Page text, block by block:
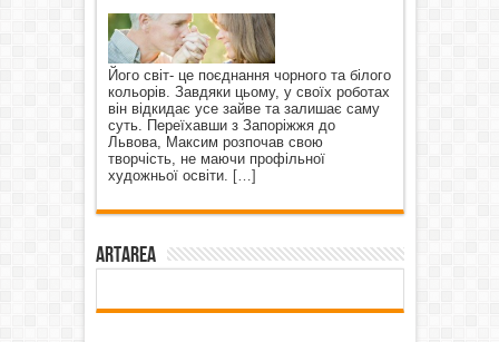
Його світ- це поєднання чорного та білого
кольорів. Завдяки цьому, у своїх роботах
він відкидає усе зайве та залишає саму
суть. Переїхавши з Запоріжжя до
Львова, Максим розпочав свою
творчість, не маючи профільної
художньої освіти. […]
ArtArea